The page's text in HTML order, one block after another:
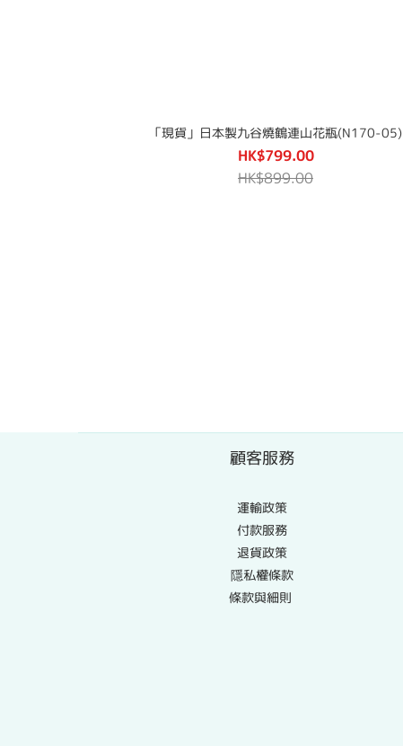
「現貨」日本製九谷燒鶴連山花瓶(N170-05)
HK$799.00
HK$899.00
顧客服務
運輸政策
付款服務
退貨政策
隱私權條款
條款與細則